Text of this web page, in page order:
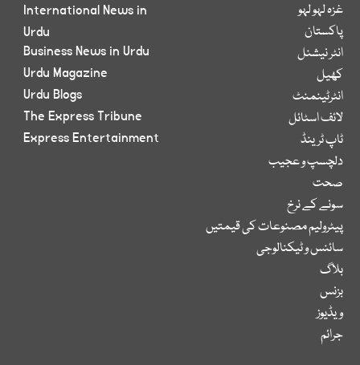
غزہ لہو لہو
پاکستان
انٹر نیشنل
کھیل
انٹرٹینمنٹ
لائف اسٹائل
ٹاپ ٹرینڈ
دلچسپ و عجیب
صحت
سونے کے نرخ
پیٹرولیم مصنوعات کی قیمتیں
سائنس و ٹیکنالوجی
بلاگ
بزنس
ویڈیوز
جرائم
International News in
Urdu
Business News in Urdu
Urdu Magazine
Urdu Blogs
The Express Tribune
Express Entertainment